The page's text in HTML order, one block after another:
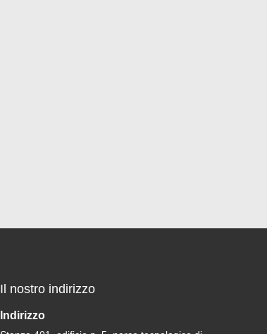
Il nostro indirizzo
Indirizzo